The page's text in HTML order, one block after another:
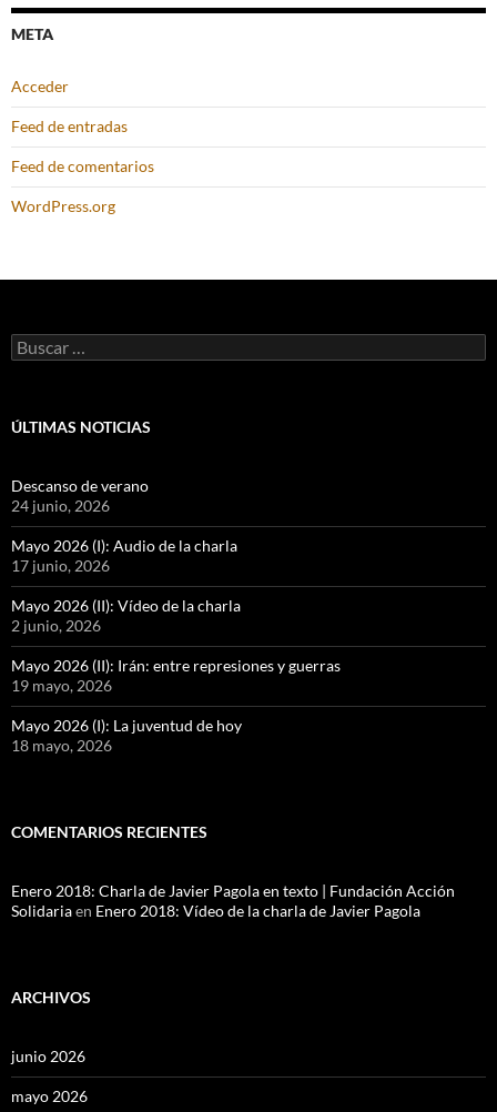
META
Acceder
Feed de entradas
Feed de comentarios
WordPress.org
Buscar:
ÚLTIMAS NOTICIAS
Descanso de verano
24 junio, 2026
Mayo 2026 (I): Audio de la charla
17 junio, 2026
Mayo 2026 (II): Vídeo de la charla
2 junio, 2026
Mayo 2026 (II): Irán: entre represiones y guerras
19 mayo, 2026
Mayo 2026 (I): La juventud de hoy
18 mayo, 2026
COMENTARIOS RECIENTES
Enero 2018: Charla de Javier Pagola en texto | Fundación Acción
Solidariaen Enero 2018: Vídeo de la charla de Javier Pagola
ARCHIVOS
junio 2026
mayo 2026